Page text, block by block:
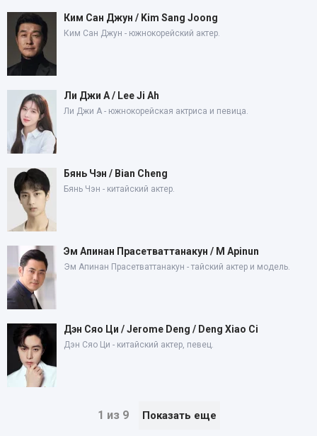
Ким Сан Джун / Kim Sang Joong
Ким Сан Джун - южнокорейский актер.
Ли Джи А / Lee Ji Ah
Ли Джи А - южнокорейская актриса и певица.
Бянь Чэн / Bian Cheng
Бянь Чэн - китайский актер.
Эм Апинан Прасетваттанакун / M Apinun
Эм Апинан Прасетваттанакун - тайский актер и модель.
Дэн Сяо Ци / Jerome Deng / Deng Xiao Ci
Дэн Сяо Ци - китайский актер, певец.
1 из 9 Показать еще